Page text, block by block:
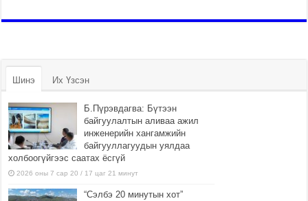
Шинэ Их Үзсэн
Б.Пүрэвдагва: Бүтээн
байгуулалтын аливаа ажил
инженерийн хангамжийн
байгууллагуудын уялдаа
холбоогүйгээс саатах ёсгүй
2026 оны 7 сар 20 / 17 цаг 21 минут
“Сэлбэ 20 минутын хот”